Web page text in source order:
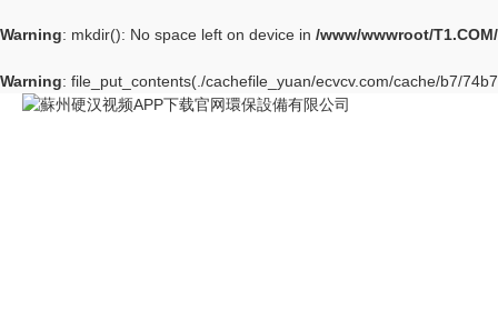
Warning: mkdir(): No space left on device in /www/wwwroot/
Warning: file_put_contents(./cachefile_yuan/ecvcv.com/cache/b7/